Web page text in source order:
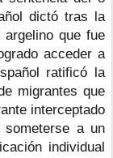
dictó tras la
argelino que fue
acceder a
ratificó la
migrantes que
interceptado
a un
individual